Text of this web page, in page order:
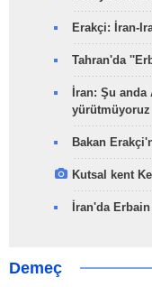
Erakçi: İran-
Tahran'da
İran: Şu
yürütmüyoruz
Bakan
Kutsal kent
İran'da
Demeç